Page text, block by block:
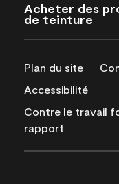
Acheter des
de teinture
Plan du site
Accessibilité
Contre le travail
rapport